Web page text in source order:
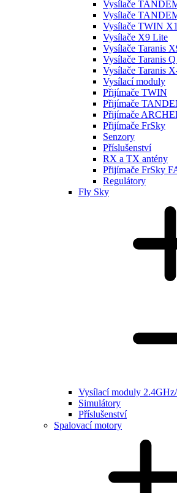
Vysílače
Vysílače
Vysílače TWIN
Vysílače X9 Lite
Vysílače Taranis
Vysílače Taranis
Vysílače Taranis
Vysílací moduly
Přijímače TWIN
Přijímače
Přijímače
Přijímače FrSky
Senzory
Příslušenství
RX a TX antény
Přijímače FrSky
Regulátory
Fly Sky
Vysílací moduly
Simulátory
Příslušenství
Spalovací motory